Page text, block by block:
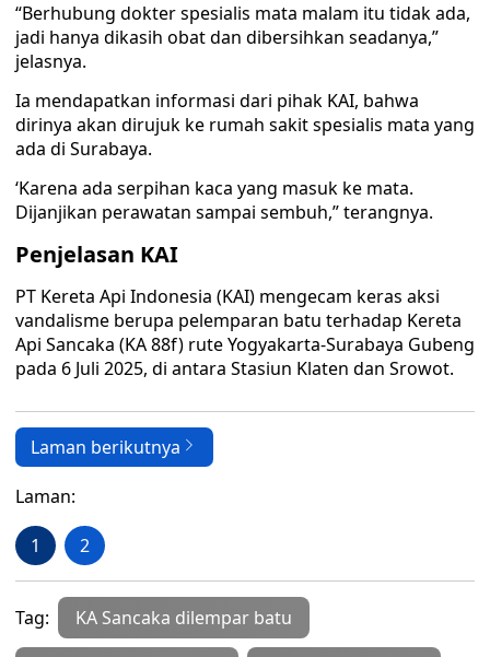
“Berhubung dokter spesialis mata malam itu tidak ada,
jadi hanya dikasih obat dan dibersihkan seadanya,”
jelasnya.
Ia mendapatkan informasi dari pihak KAI, bahwa
dirinya akan dirujuk ke rumah sakit spesialis mata yang
ada di Surabaya.
‘Karena ada serpihan kaca yang masuk ke mata.
Dijanjikan perawatan sampai sembuh,” terangnya.
Penjelasan KAI
PT Kereta Api Indonesia (KAI) mengecam keras aksi
vandalisme berupa pelemparan batu terhadap Kereta
Api Sancaka (KA 88f) rute Yogyakarta-Surabaya Gubeng
pada 6 Juli 2025, di antara Stasiun Klaten dan Srowot.
Laman berikutnya
Laman:
1 2
Tag: KA Sancaka dilempar batu